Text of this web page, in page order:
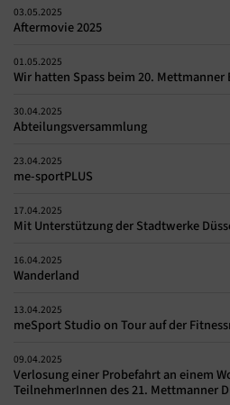
03.05.2025
Aftermovie 2025
01.05.2025
Wir hatten Spass beim 20. Mettmanner
30.04.2025
Abteilungsversammlung
23.04.2025
me-sportPLUS
17.04.2025
Mit Unterstützung der Stadtwerke
16.04.2025
Wanderland
13.04.2025
meSport Studio on Tour auf der
09.04.2025
Verlosung einer Probefahrt an einem
TeilnehmerInnen des 21. Mettmanner